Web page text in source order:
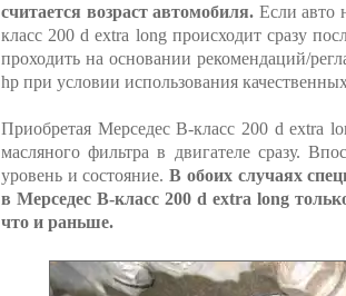
считается возраст автомобиля. Если авто
класс 200 d extra long происходит сразу
проходить на основании рекомендаций/
hp при условии использования
Приобретая Мерседес В-класс 200 d extra
масляного фильтра в двигателе сразу.
уровень и состояние.В обоих случаях
в Мерседес В-класс 200 d extra long
что и раньше.